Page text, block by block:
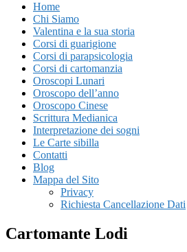
Home
Chi Siamo
Valentina e la sua storia
Corsi di guarigione
Corsi di parapsicologia
Corsi di cartomanzia
Oroscopi Lunari
Oroscopo dell’anno
Oroscopo Cinese
Scrittura Medianica
Interpretazione dei sogni
Le Carte sibilla
Contatti
Blog
Mappa del Sito
Privacy
Richiesta Cancellazione Dati
Cartomante Lodi